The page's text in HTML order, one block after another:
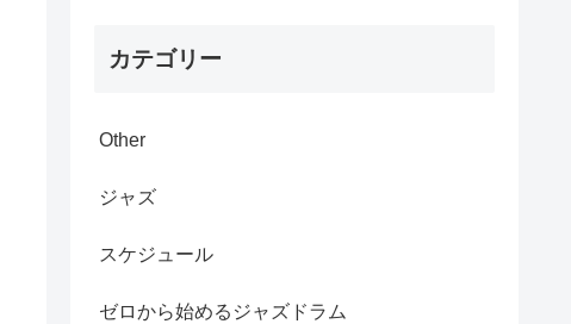
カテゴリー
Other
ジャズ
スケジュール
ゼロから始めるジャズドラム